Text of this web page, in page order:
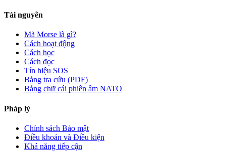
Tài nguyên
Mã Morse là gì?
Cách hoạt động
Cách học
Cách đọc
Tín hiệu SOS
Bảng tra cứu (PDF)
Bảng chữ cái phiên âm NATO
Pháp lý
Chính sách Bảo mật
Điều khoản và Điều kiện
Khả năng tiếp cận